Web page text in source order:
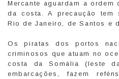
Mercante aguardam a
da costa. A precaução
Rio de Janeiro, de Santos e
Os piratas dos portos
criminosos que atuam no
costa da Somália (leste
embarcações, fazem